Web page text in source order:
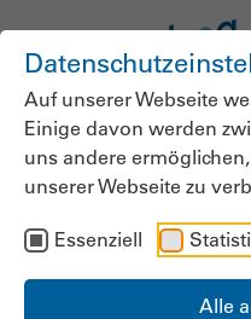
Auf unserer Webseite
Einige davon werden
uns andere
unserer Webseite zu
Essenziell
Alle